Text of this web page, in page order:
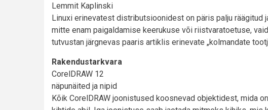
Lemmit Kaplinski
Linuxi erinevatest distributsioonidest on päris palju räägitud
mitte enam paigaldamise keerukuse või riistvaratoetuse,
tutvustan järgnevas paaris artiklis erinevate „kolmandate
Rakendustarkvara
CorelDRAW 12
näpunäited ja nipid
Kõik CorelDRAW joonistused koosnevad objektidest, mida